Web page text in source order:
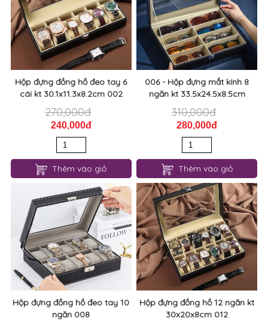
Hộp đựng đồng hồ đeo tay 6
cái kt 30.1x11.3x8.2cm 002
270,000đ
240,000đ
Thêm vào giỏ
006 - Hộp đựng mắt kính 8
ngăn kt 33.5x24.5x8.5cm
310,000đ
280,000đ
Thêm vào giỏ
Hộp đựng đồng hồ đeo tay 10
ngăn 008
Hộp đựng đồng hồ 12 ngăn kt
30x20x8cm 012